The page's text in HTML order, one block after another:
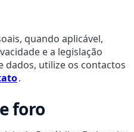
quando aplicável,
e a legislação
dados, utilize os contactos
.
foro